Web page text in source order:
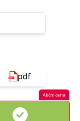
pdf
Akční cena
Script.com k
návštěvníků.
Je nutné, aby
banner
cookie
Cookie-
Script.com
fungoval